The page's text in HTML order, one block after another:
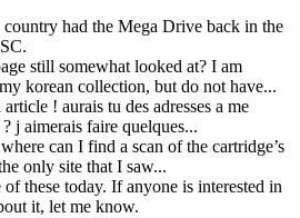
had the Mega Drive back in the
.
still somewhat looked at? I am
korean collection, but do not have...
article ! aurais tu des adresses a me
? j aimerais faire quelques...
can I find a scan of the cartridge’s
only site that I saw...
these today. If anyone is interested in
it, let me know.